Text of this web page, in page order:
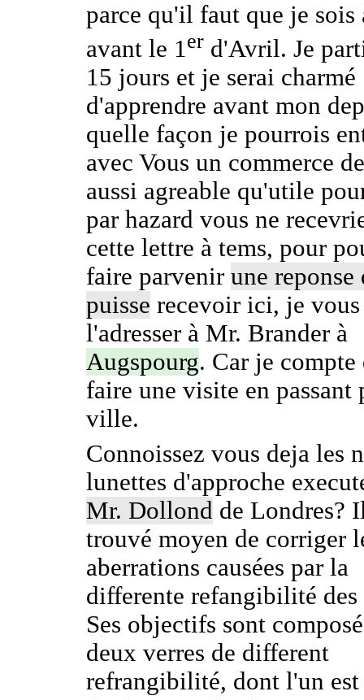
parce qu'il faut que je
avant le 1er d'Avril. Je
15 jours et je serai charmé
d'apprendre avant mon
quelle façon je pourrois
avec Vous un commerce
aussi agreable qu'utile
par hazard vous ne
cette lettre à tems, pour
faire parvenir une reponse
puisse recevoir ici, je
l'adresser à Mr. Brander à
Augspourg. Car je
faire une visite en passant
ville.
Connoissez vous deja les
lunettes d'approche
Mr. Dollond de Londres?
trouvé moyen de corriger
aberrations causées par la
differente refangibilité des
Ses objectifs sont
deux verres de different
refrangibilité, dont l'un est